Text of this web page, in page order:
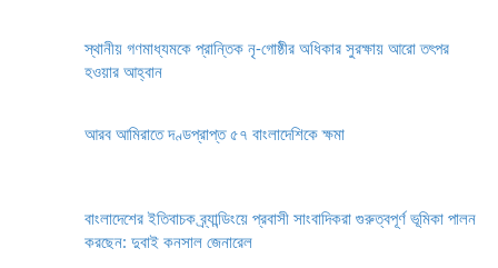
স্থানীয় গণমাধ্যমকে প্রান্তিক নৃ-গোষ্ঠীর অধিকার সুরক্ষায় আরো তৎপর
হওয়ার আহ্বান
আরব আমিরাতে দণ্ডপ্রাপ্ত ৫৭ বাংলাদেশিকে ক্ষমা
বাংলাদেশের ইতিবাচক ব্র্যান্ডিংয়ে প্রবাসী সাংবাদিকরা গুরুত্বপূর্ণ ভূমিকা পালন
করছেন: দুবাই কনসাল জেনারেল